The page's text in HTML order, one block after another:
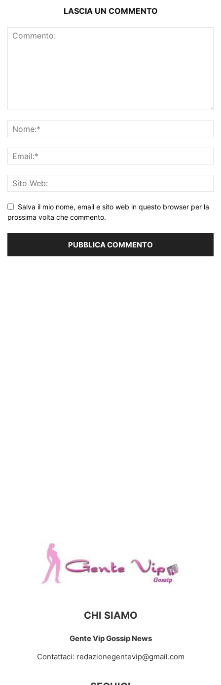
LASCIA UN COMMENTO
Salva il mio nome, email e sito web in questo browser per la
prossima volta che commento.
CHI SIAMO
Gente Vip Gossip News
Contattaci: redazionegentevip@gmail.com